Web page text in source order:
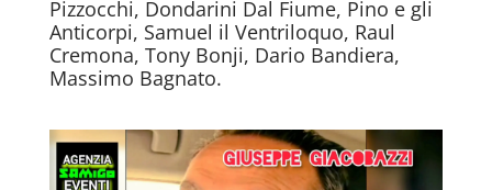
Pizzocchi, Dondarini Dal Fiume, Pino e gli
Anticorpi, Samuel il Ventriloquo, Raul
Cremona, Tony Bonji, Dario Bandiera,
Massimo Bagnato.